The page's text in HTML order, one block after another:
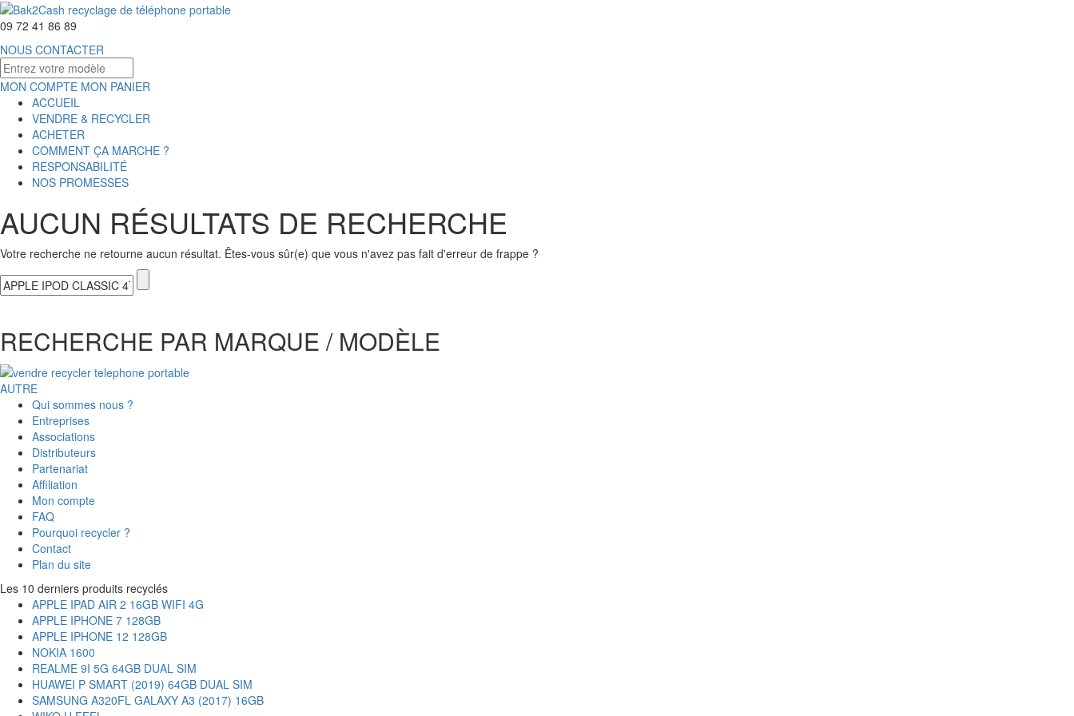
09 72 41 86 89
NOUS CONTACTER
MON COMPTE MON PANIER
ACCUEIL
VENDRE & RECYCLER
ACHETER
COMMENT ÇA MARCHE ?
RESPONSABILITÉ
NOS PROMESSES
AUCUN RÉSULTATS DE RECHERCHE
Votre recherche ne retourne aucun résultat. Êtes-vous sûr(e) que vous n'avez pas fait d'erreur de frappe ?
RECHERCHE PAR MARQUE / MODÈLE
AUTRE
Qui sommes nous ?
Entreprises
Associations
Distributeurs
Partenariat
Affiliation
Mon compte
FAQ
Pourquoi recycler ?
Contact
Plan du site
Les 10 derniers produits recyclés
APPLE IPAD AIR 2 16GB WIFI 4G
APPLE IPHONE 7 128GB
APPLE IPHONE 12 128GB
NOKIA 1600
REALME 9I 5G 64GB DUAL SIM
HUAWEI P SMART (2019) 64GB DUAL SIM
SAMSUNG A320FL GALAXY A3 (2017) 16GB